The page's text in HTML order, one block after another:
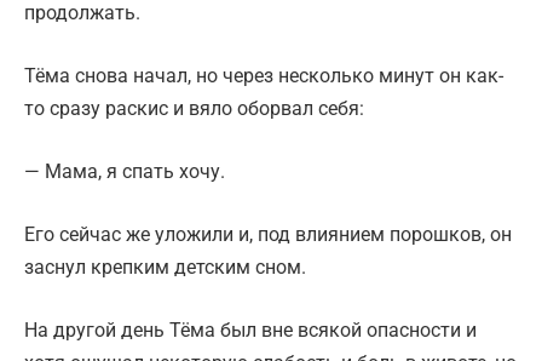
продолжать.
Тёма снова начал, но через несколько минут он как-
то сразу раскис и вяло оборвал себя:
— Мама, я спать хочу.
Его сейчас же уложили и, под влиянием порошков, он
заснул крепким детским сном.
На другой день Тёма был вне всякой опасности и